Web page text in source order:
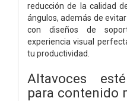
reducción de la calidad
ángulos, además de
con diseños de
experiencia visual
tu productividad.
Altavoces
para contenido